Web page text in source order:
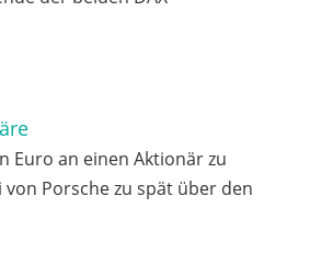
Euro an einen Aktionär zu
Porsche zu spät über den